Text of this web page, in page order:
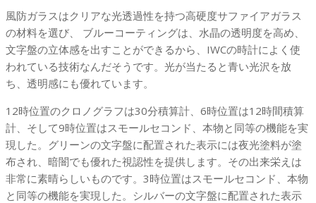
グ
ラ
フ
グ
リ
ー
ン
文
字
盤
ブ
ラ
風防ガラスはクリアな光透過性を持つ高硬度サファイアガラス
の材料を選び、 ブルーコーティングは、水晶の透明度を高め、
文字盤の立体感を出すことができるから、IWCの時計によく使
われている技術なんだそうです。光が当たると青い光沢を放
ち、透明感にも優れています。
12時位置のクロノグラフは30分積算計、6時位置は12時間積算
計、そして9時位置はスモールセコンド、本物と同等の機能を実
現した。グリーンの文字盤に配置された表示には夜光塗料が塗
布され、暗闇でも優れた視認性を提供します。その出来栄えは
非常に素晴らしいものです。3時位置はスモールセコンド、本物
と同等の機能を実現した。シルバーの文字盤に配置された表示